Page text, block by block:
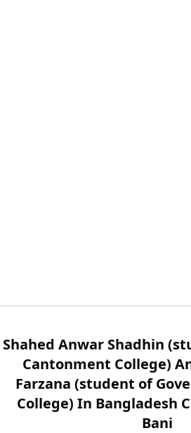
Shahed Anwar Shadhin
Cantonment College)
Farzana (student of
College) In Bangladesh
Bani